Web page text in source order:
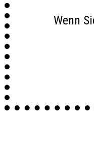
Wenn